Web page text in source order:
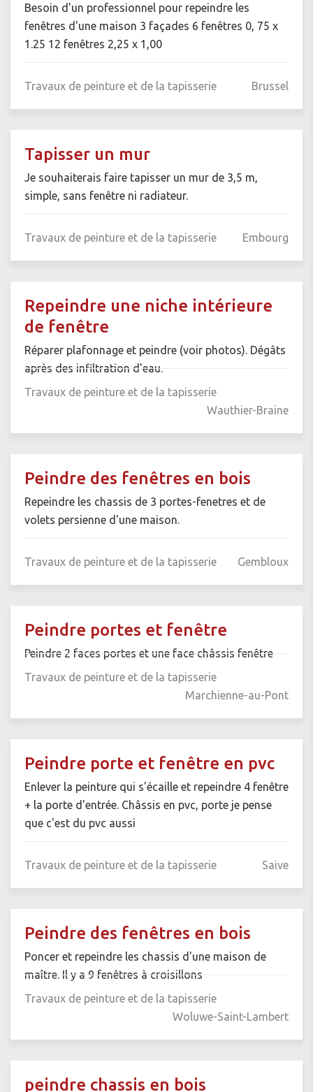
Besoin d'un professionnel pour repeindre les
fenêtres d'une maison 3 façades 6 fenêtres 0, 75 x
1.25 12 fenêtres 2,25 x 1,00
Travaux de peinture et de la tapisserie Brussel
Tapisser un mur
Je souhaiterais faire tapisser un mur de 3,5 m,
simple, sans fenêtre ni radiateur.
Travaux de peinture et de la tapisserie Embourg
Repeindre une niche intérieure
de fenêtre
Réparer plafonnage et peindre (voir photos). Dégâts
après des infiltration d'eau.
Travaux de peinture et de la tapisserie
Wauthier-Braine
Peindre des fenêtres en bois
Repeindre les chassis de 3 portes-fenetres et de
volets persienne d'une maison.
Travaux de peinture et de la tapisserie Gembloux
Peindre portes et fenêtre
Peindre 2 faces portes et une face châssis fenêtre
Travaux de peinture et de la tapisserie
Marchienne-au-Pont
Peindre porte et fenêtre en pvc
Enlever la peinture qui s'écaille et repeindre 4 fenêtre
+ la porte d'entrée. Châssis en pvc, porte je pense
que c'est du pvc aussi
Travaux de peinture et de la tapisserie Saive
Peindre des fenêtres en bois
Poncer et repeindre les chassis d'une maison de
maître. Il y a 9 fenêtres à croisillons
Travaux de peinture et de la tapisserie
Woluwe-Saint-Lambert
peindre chassis en bois